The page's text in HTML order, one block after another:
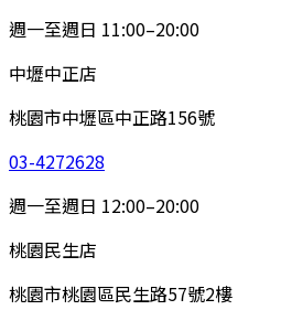
週一至週日 11:00–20:00
中壢中正店
桃園市中壢區中正路156號
03-4272628
週一至週日 12:00–20:00
桃園民生店
桃園市桃園區民生路57號2樓